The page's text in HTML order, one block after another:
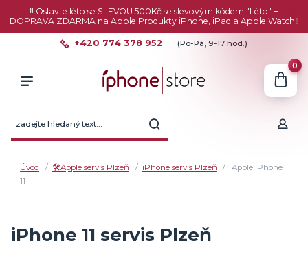
‼️ Oslavte léto se SLEVOU 500Kč se slevovým kódem "Léto" +
DOPRAVA ZDARMA na Apple Produkty iPhone, iPad a Apple Watch‼️
+420 774 378 952 (Po-Pá, 9-17 hod.)
0
Úvod 🛠️Apple servis Plzeň iPhone servis Plzeň
Apple iPhone
11
iPhone 11 servis Plzeň